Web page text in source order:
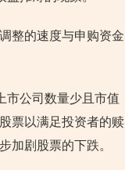
整的速度与申购资金
市公司数量少且市值
票以满足投资者的赎
加剧股票的下跌。